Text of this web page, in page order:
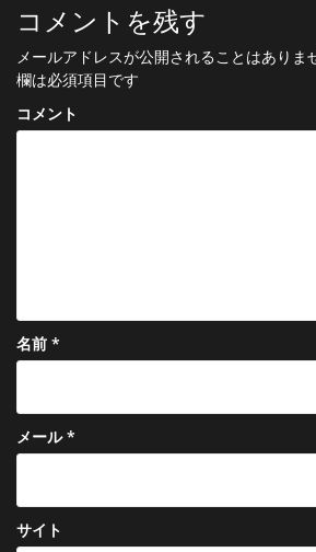
ビ
ゲ
ー
シ
コメントを残す
メールアドレスが公開されることはありま
欄は必須項目です
コメント
名前 *
メール*
サイト